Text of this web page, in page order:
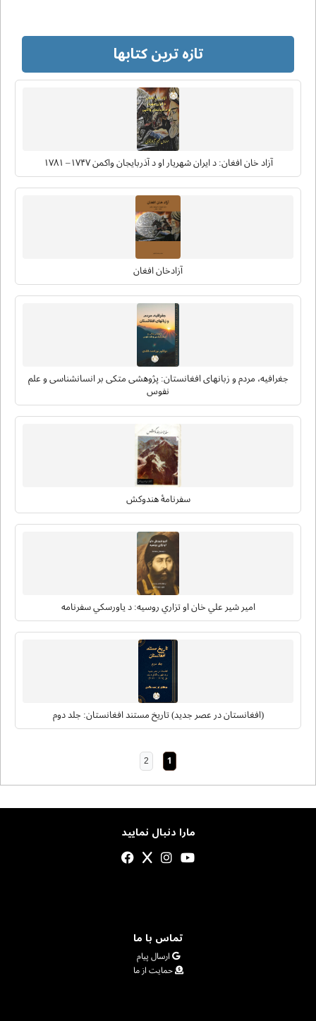
تازه ترین کتابها
آزاد خان افغان: د ایران شهریار او د آذربایجان واکمن ۱۷۴۷– ۱۷۸۱
آزادخان افغان
جغرافیه، مردم و زبانهای افغانستان: پژوهشی متکی بر انسانشناسی و علم
نفوس
سفرنامۀ هندوکش
امیر شیر علي خان او تزاري روسیه: د یاورسکي سفرنامه
(افغانستان در عصر جدید) تاریخ مستند افغانستان: جلد دوم
1
2
مارا دنبال نمایید
تماس با ما
ارسال پیام
حمایت از ما